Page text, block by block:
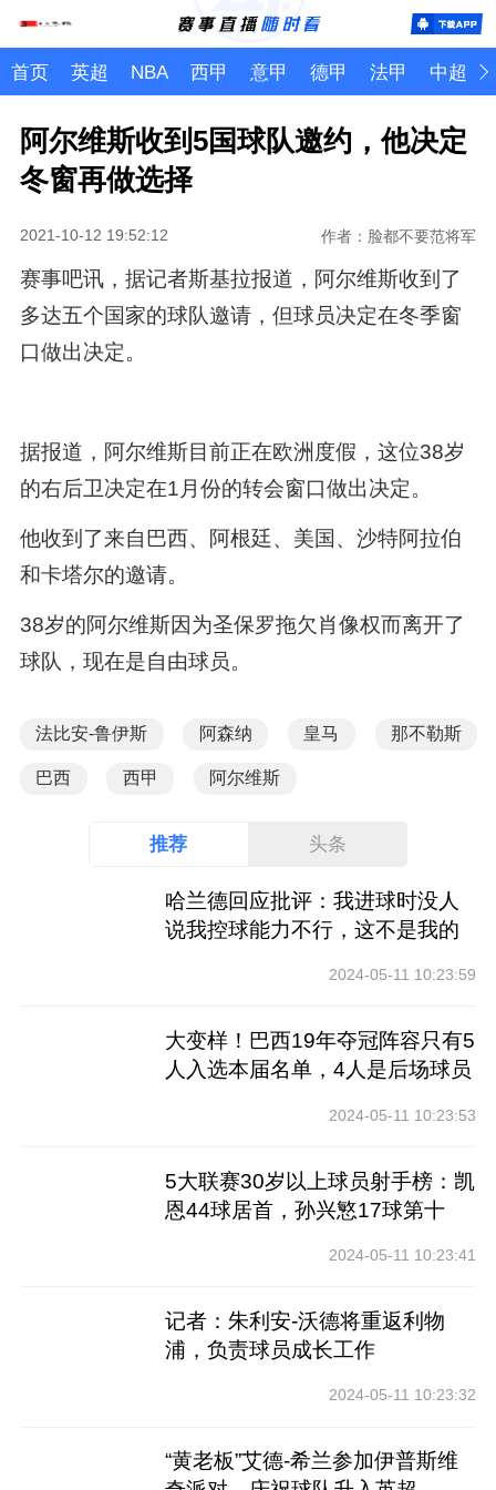
首页 英超 NBA 西甲 意甲 德甲 法甲 中超
阿尔维斯收到5国球队邀约，他决定
冬窗再做选择
2021-10-12 19:52:12 作者：脸都不要范将军
赛事吧讯，据记者斯基拉报道，阿尔维斯收到了
多达五个国家的球队邀请，但球员决定在冬季窗
口做出决定。
据报道，阿尔维斯目前正在欧洲度假，这位38岁
的右后卫决定在1月份的转会窗口做出决定。
他收到了来自巴西、阿根廷、美国、沙特阿拉伯
和卡塔尔的邀请。
38岁的阿尔维斯因为圣保罗拖欠肖像权而离开了
球队，现在是自由球员。
法比安-鲁伊斯 阿森纳 皇马 那不勒斯
巴西 西甲 阿尔维斯
推荐 头条
哈兰德回应批评：我进球时没人
说我控球能力不行，这不是我的
2024-05-11 10:23:59
大变样！巴西19年夺冠阵容只有5
人入选本届名单，4人是后场球员
2024-05-11 10:23:53
5大联赛30岁以上球员射手榜：凯
恩44球居首，孙兴慜17球第十
2024-05-11 10:23:41
记者：朱利安-沃德将重返利物
浦，负责球员成长工作
2024-05-11 10:23:32
“黄老板”艾德-希兰参加伊普斯维